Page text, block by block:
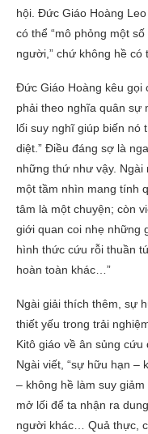
hội. Đức Giáo Hoàng
có thể “mô phỏng một
người,” chứ không hề có
Đức Giáo Hoàng kêu gọi
phải theo nghĩa quân sự
lối suy nghĩ giúp biến nó
diệt.” Điều đáng sợ là
những thứ như vậy. Ngài
một tầm nhìn mang tính
tâm là một chuyện; còn
giới quan coi nhẹ những
hình thức cứu rỗi thuần
hoàn toàn khác…”
Ngài giải thích thêm, sự
thiết yếu trong trải
Kitô giáo về ân sủng cứu
Ngài viết, “sự hữu hạn –
– không hề làm suy
mở lối để ta nhận ra
người khác… Quả thực,